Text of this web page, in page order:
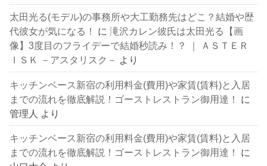
太田光る(モデル)の事務所や大工勤務先はどこ？結婚や歴
代彼女が気になる！
に滝沢カレン彼氏は太田光る【画
像】3度目のフライデーで結婚秒読み！？ ｜ ＡＳＴＥＲ
ＩＳＫ －アスタリスク－ より
キッチンベース新宿の利用料金(費用)や家賃(賃料)と入居
までの流れを徹底解説！ゴーストレストラン御用達！
に
管理人 より
キッチンベース新宿の利用料金(費用)や家賃(賃料)と入居
までの流れを徹底解説！ゴーストレストラン御用達！
に